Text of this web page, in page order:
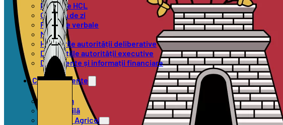
Proiecte HCL
Ordinea de zi
Procese verbale
Minute
Hotărârile autorității deliberative
Dispozițiile autorității executive
Documente și informații financiare
Compartimente
Urbanism
Stare Civilă
Registrul Agricol